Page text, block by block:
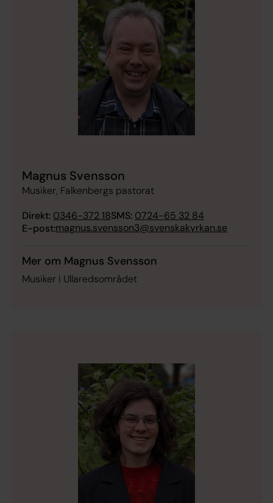
Magnus Svensson
Musiker, Falkenbergs pastorat
Direkt: 0346-372 18SMS: 0724-65 32 84
E-post:magnus.svensson3@svenskakyrkan.se
Mer om Magnus Svensson
Musiker i Ullaredsområdet